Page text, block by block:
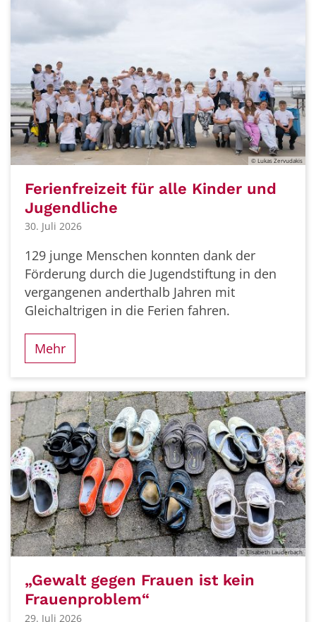
© Lukas Zervudakis
Ferienfreizeit für alle Kinder und
Jugendliche
30. Juli 2026
129 junge Menschen konnten dank der
Förderung durch die Jugendstiftung in den
vergangenen anderthalb Jahren mit
Gleichaltrigen in die Ferien fahren.
Mehr
© Elisabeth Lauderbach
„Gewalt gegen Frauen ist kein
Frauenproblem“
29. Juli 2026